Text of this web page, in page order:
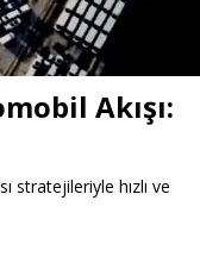
Akışı:
stratejileriyle hızlı ve